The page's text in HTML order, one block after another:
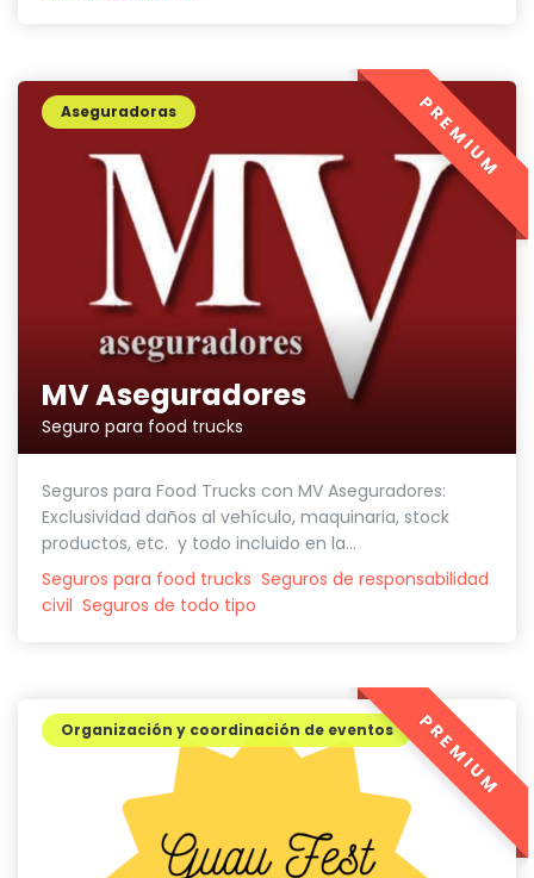
MV Aseguradores
Seguro para food trucks
Aseguradoras
Seguros para Food Trucks con MV Aseguradores:
Exclusividad daños al vehículo, maquinaria, stock
productos, etc. y todo incluido en la...
Seguros para food trucks Seguros de responsabilidad
civil Seguros de todo tipo
PREMIUM
Organización y coordinación de eventos PREMIUM